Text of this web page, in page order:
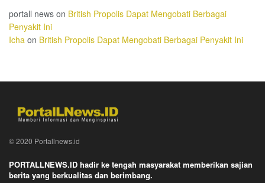
portall news on British Propolis Dapat Mengobati Berbagai
Penyakit Ini
Icha on British Propolis Dapat Mengobati Berbagai Penyakit Ini
© 2020 Portallnews.id
PORTALLNEWS.ID hadir ke tengah masyarakat memberikan sajian
berita yang berkualitas dan berimbang.